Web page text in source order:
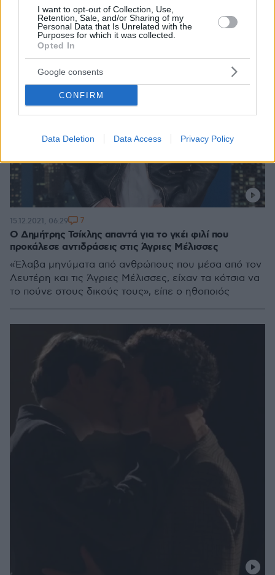
I want to opt-out of Collection, Use,
Retention, Sale, and/or Sharing of my
Personal Data that Is Unrelated with the
Purposes for which it was collected.
Opted In
Google consents
CONFIRM
Data Deletion Data Access Privacy Policy
Ο Δημήτρης Τσίκλης απαντά για το γκέι φιλί που
προκάλεσε αντιδράσεις στις Άγριες Μέλισσες
«Έλαβα μηνύματα από ανθρώπους που μέσα από τον
Λευτέρη και τις Άγριες Μέλισσες, είχαν τα κότσια να
το πούνε στους δικούς τους», είπε ο ηθοποιός
15.12.2021, 06:29 7